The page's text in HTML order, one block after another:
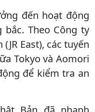
đến hoạt động
Theo Công ty
East), các tuyến
Tokyo và Aomori
để kiểm tra an